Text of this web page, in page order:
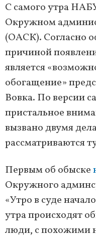
С самого утра
Окружном
(ОАСК). Согласно
причиной
является
обогащение»
Вовка. По версии
пристальное
вызвано двумя
рассматриваются
Первым об обыске
Окружного
«Утро в суде
утра происходят
люди, с похожими